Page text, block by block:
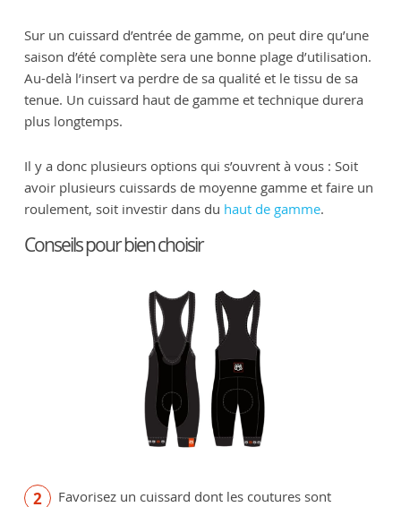
Sur un cuissard d’entrée de gamme, on peut dire qu’une
saison d’été complète sera une bonne plage d’utilisation.
Au-delà l’insert va perdre de sa qualité et le tissu de sa
tenue. Un cuissard haut de gamme et technique durera
plus longtemps.
Il y a donc plusieurs options qui s’ouvrent à vous : Soit
avoir plusieurs cuissards de moyenne gamme et faire un
roulement, soit investir dans du haut de gamme.
Conseils pour bien choisir
Favorisez un cuissard dont les coutures sont